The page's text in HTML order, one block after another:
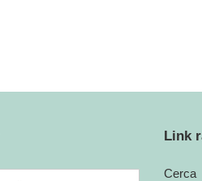
Link
Cerca